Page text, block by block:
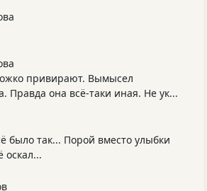
привирают. Вымысел
Правда она всё-таки иная. Не ук...
было так... Порой вместо улыбки